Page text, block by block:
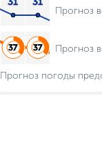
Прогноз
Прогноз
Прогноз погоды